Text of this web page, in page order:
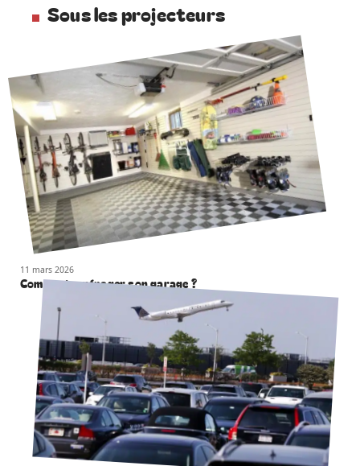
Sous les projecteurs
11 mars 2026
Comment aménager son garage ?